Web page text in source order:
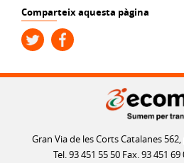
Comparteix aquesta pàgina
Gran Via de les Corts Catalanes
Tel. 93 451 55 50 Fax. 93 451 69